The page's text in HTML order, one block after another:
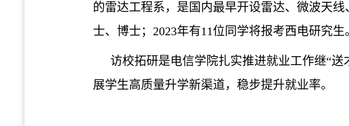
的雷达工程系，是国内最早开设雷达、微波天
士、博士； 2023年有11位同学将报考西电研究生
访校拓研是电信学院扎实推进就业工作继“送
展学生高质量升学新渠道，稳步提升就业率。